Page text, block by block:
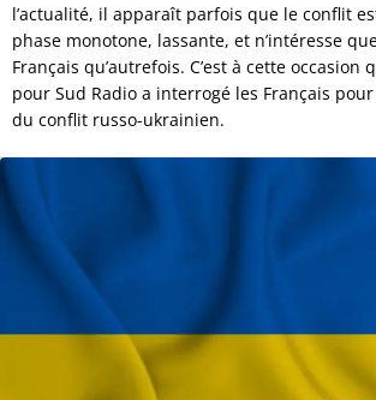
l’actualité, il apparaît parfois que le conflit
phase monotone, lassante, et n’intéresse
Français qu’autrefois. C’est à cette occasion
pour Sud Radio a interrogé les Français
du conflit russo-ukrainien.